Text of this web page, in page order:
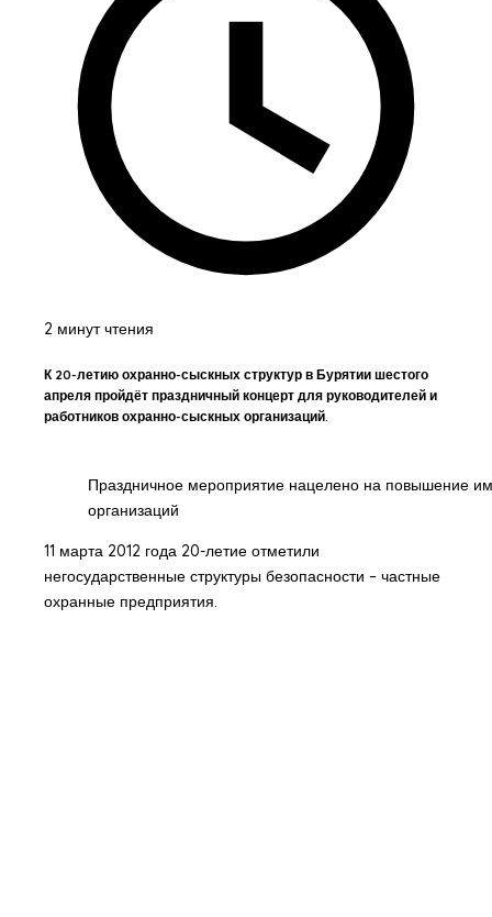
2 минут чтения
К 20-летию охранно-сыскных структур в Бурятии шестого
апреля пройдёт праздничный концерт для руководителей и
работников охранно-сыскных организаций.
Праздничное мероприятие нацелено на повышение
организаций
11 марта 2012 года 20-летие отметили
негосударственные структуры безопасности – частные
охранные предприятия.